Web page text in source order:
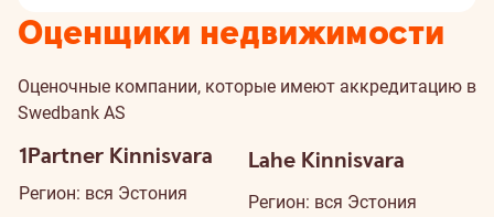
Оценщики недвижимости
Оценочные компании, которые имеют аккредитацию в
Swedbank AS
1Partner Kinnisvara
Регион: вся Эстония
Lahe Kinnisvara
Регион: вся Эстония